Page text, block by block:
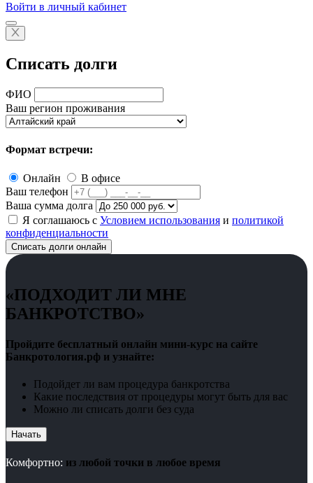
Войти в личный кабинет
Списать долги
ФИО
Ваш регион проживания
Формат встречи:
Онлайн
В офисе
Ваш телефон
Ваша сумма долга
Я соглашаюсь с Условием использования и политикой
конфиденциальности
Списать долги онлайн
«ПОДХОДИТ ЛИ МНЕ
БАНКРОТСТВО»
Пройдите бесплатный онлайн мини-курс на сайте
Банкротология.рф и узнайте:
Подойдет ли вам процедура банкротства
Какие последствия от процедуры могут быть для вас
Можно ли списать долги без суда
Начать
Комфортно: из любой точки в любое время